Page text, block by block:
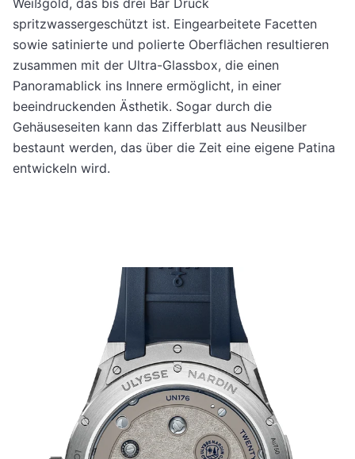
Weißgold, das bis drei Bar Druck
spritzwassergeschützt ist. Eingearbeitete Facetten
sowie satinierte und polierte Oberflächen resultieren
zusammen mit der Ultra-Glassbox, die einen
Panoramablick ins Innere ermöglicht, in einer
beeindruckenden Ästhetik. Sogar durch die
Gehäuseseiten kann das Zifferblatt aus Neusilber
bestaunt werden, das über die Zeit eine eigene Patina
entwickeln wird.